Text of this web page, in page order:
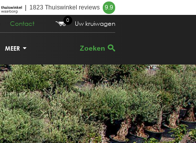
1823 Thuiswinkel reviews 9.9
Contact 0 Uw kruiwagen
MEER
VIJGENBOOM
PALMBOOM
DRUIVENRANK